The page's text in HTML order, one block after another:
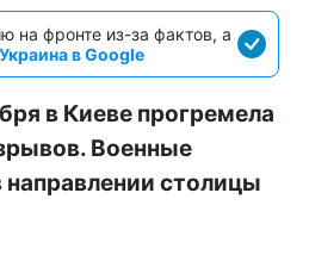
на фронте из-за фактов, а
в Google
в Киеве прогремела
Военные
столицы